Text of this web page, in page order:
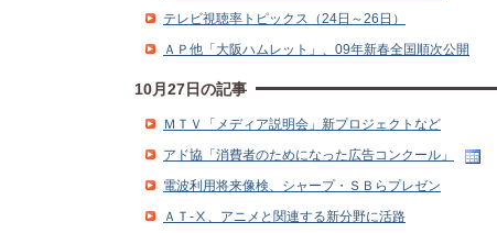
テレビ視聴率トピックス（24日～26日）
ＡＰ他「大阪ハムレット」、09年新春全国順次公開
10月27日の記事
ＭＴＶ「メディア説明会」新プロジェクトなど
アド協「消費者のためになった広告コンクール」
電波利用将来像検、シャープ・ＳＢらプレゼン
ＡＴ‐Ⅹ、アニメと関連する新分野に活路